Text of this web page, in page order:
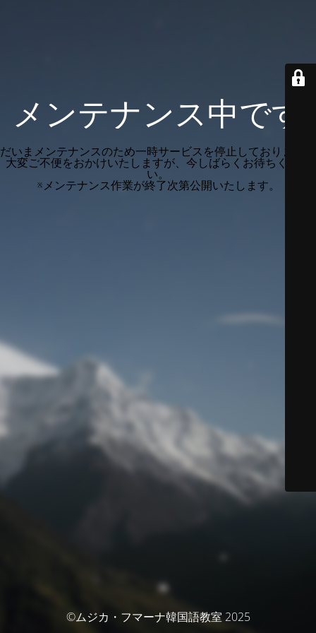
メンテナンス中です
だいまメンテナンスのため一時サービスを停止しております。
大変ご不便をおかけいたしますが、今しばらくお待ちくださ
い。
※メンテナンス作業が終了次第公開いたします。
©ムジカ・フマーナ韓国語教室 2025